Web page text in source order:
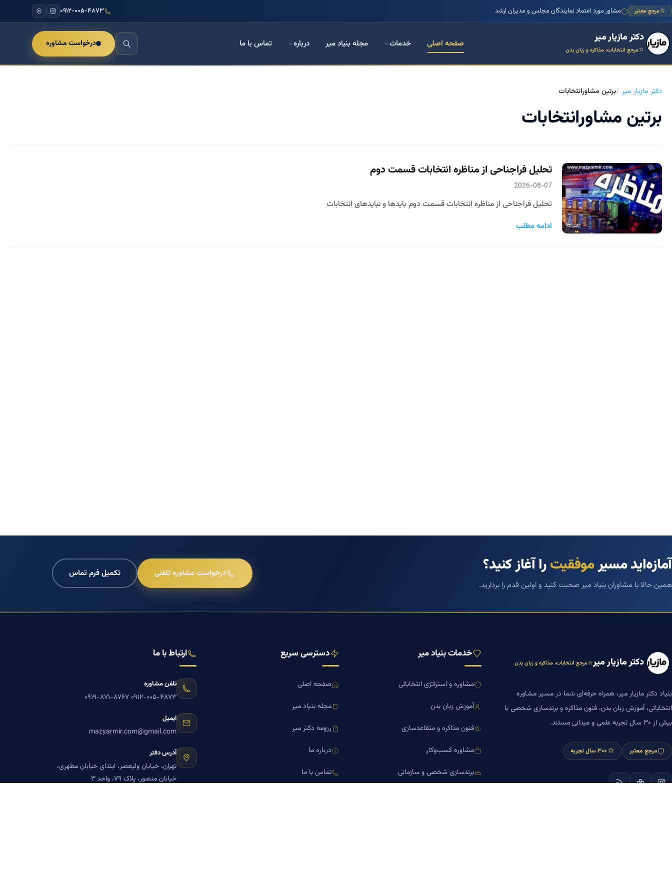
مرجع معتبر مشاور مورد اعتماد نمایندگان مجلس و مدیران ارشد ۰۹۱۲-۰۰۵-۴۸۷۳
دکتر مازیار میر
مرجع انتخابات، مذاکره و زبان بدن
صفحه اصلی خدمات مجله بنیاد میر درباره تماس با ما درخواست مشاوره
دکتر مازیار میر برتین مشاورانتخابات
برتین مشاورانتخابات
تحلیل فراجناحی از مناظره انتخابات قسمت دوم
2026-08-07
تحلیل فراجناحی از مناظره انتخابات قسمت دوم بایدها و نبایدهای انتخابات
ادامه مطلب
آمازه‌اید مسیرموفقیترا آغاز کنید؟
همین حالا با مشاوران بنیاد میر صحبت کنید و اولین قدم را بردارید.
درخواست مشاوره تلفنی تکمیل فرم تماس
دکتر مازیار میر مرجع انتخابات، مذاکره و زبان بدن
بنیاد دکتر مازیار میر، همراه حرفه‌ای شما در مسیر مشاوره
انتخاباتی، آموزش زبان بدن، فنون مذاکره و برندسازی شخصی با
بیش از ۳۰ سال تجربه علمی و میدانی مستند.
مرجع معتبر +۳۰ سال تجربه
خدمات بنیاد میر
مشاوره و استراتژی انتخاباتی
آموزش زبان بدن
فنون مذاکره و متقاعدسازی
مشاوره کسب‌وکار
برندسازی شخصی و سازمانی
دسترسی سریع
صفحه اصلی
مجله بنیاد میر
رزومه دکتر میر
درباره ما
تماس با ما
ارتباط با ما
تلفن مشاوره
۰۹۱۲-۰۰۵-۴۸۷۳ ۰۹۱۹-۸۷۱-۸۷۶۷
ایمیل
mazyarmir.com@gmail.com
آدرس دفتر
تهران، خیابان ولیعصر، ابتدای خیابان مطهری،
خیابان منصور، پلاک ۷۹، واحد ۳